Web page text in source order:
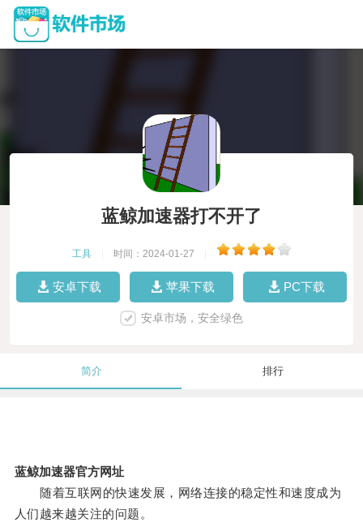
蓝鲸加速器打不开了
工具 时间：2024-01-27
安卓下载 苹果下载 PC下载
安卓市场，安全绿色
简介 排行
蓝鲸加速器官方网址
随着互联网的快速发展，网络连接的稳定性和速度成为
人们越来越关注的问题。